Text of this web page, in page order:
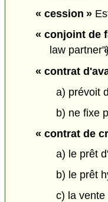
« cession »
« conjoint de
law
« contrat
a) prévoit
b) ne fixe
« contrat de
a) le prêt
b) le prêt
c) la vente